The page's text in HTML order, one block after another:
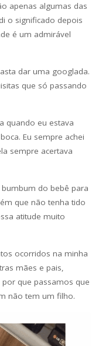
apenas algumas das
o significado depois
é um admirável
dar uma googlada.
que só passando
quando eu estava
Eu sempre achei
sempre acertava
do bebê para
que não tenha tido
atitude muito
ocorridos na minha
mães e pais,
que passamos que
não tem um filho.